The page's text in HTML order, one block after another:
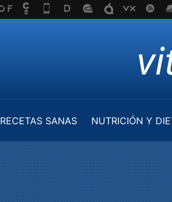
RECETAS SANAS NUTRICIÓN Y